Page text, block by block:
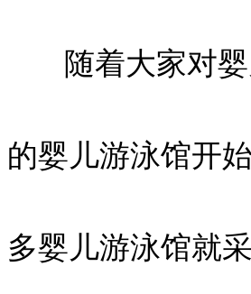
随着大家对婴
的婴儿游泳馆开
多婴儿游泳馆就